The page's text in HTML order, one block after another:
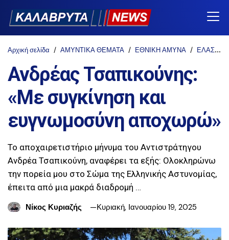
Αρχική σελίδα ΑΜΥΝΤΙΚΑ ΘΕΜΑΤΑ ΕΘΝΙΚΗ ΑΜΥΝΑ ΕΛΑΣ
Ανδρέας Τσαπικούνης:
«Με συγκίνηση και
ευγνωμοσύνη αποχωρώ»
Το αποχαιρετιστήριο μήνυμα του Αντιστράτηγου
Ανδρέα Τσαπικούνη, αναφέρει τα εξής: Ολοκληρώνω
την πορεία μου στο Σώμα της Ελληνικής Αστυνομίας,
έπειτα από μια μακρά διαδρομή …
Νίκος Κυριαζής
Κυριακή, Ιανουαρίου 19, 2025